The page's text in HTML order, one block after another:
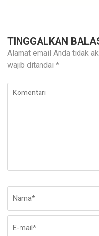
TINGGALKAN
Alamat email Anda tidak
wajib ditandai *
Komentari